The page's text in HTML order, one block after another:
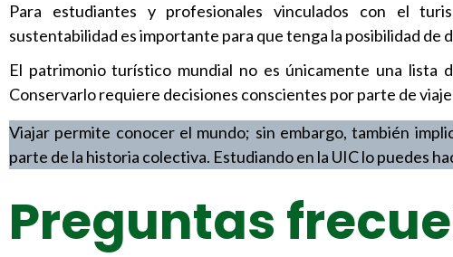
Para estudiantes y profesionales vinculados con el
sustentabilidad es importante para que tenga la posibilidad de
El patrimonio turístico mundial no es únicamente una lista
Conservarlo requiere decisiones conscientes por parte de
Viajar permite conocer el mundo; sin embargo, también
parte de la historia colectiva. Estudiando en la UIC lo puedes
Preguntas